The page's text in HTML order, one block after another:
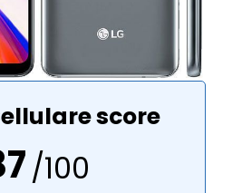
score
/100